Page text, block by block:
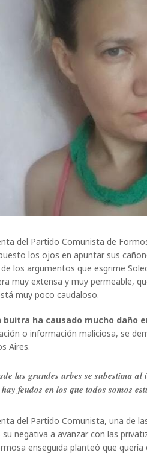
del Partido Comunista de
los ojos en apuntar sus
los argumentos que esgrime
muy extensa y muy permeable,
muy poco caudaloso.
buitra ha causado mucho daño
o información maliciosa, se
Aires.
las grandes urbes se subestima
feudos en los que todos somos
del Partido Comunista, una de
negativa a avanzar con las
enseguida planteó que